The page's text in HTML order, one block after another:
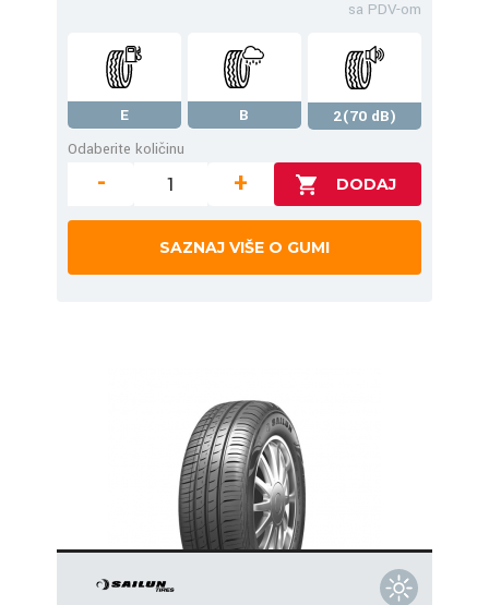
sa PDV-om
E B
2(70 dB)
Odaberite količinu
- +
SAZNAJ VIŠE O GUMI